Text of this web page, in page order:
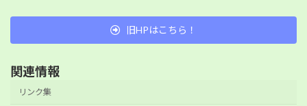
旧HPはこちら！
関連情報
リンク集